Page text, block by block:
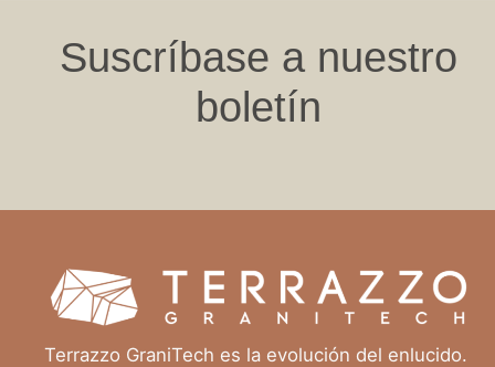
Suscríbase a nuestro
boletín
Terrazzo GraniTech es la evolución del enlucido.